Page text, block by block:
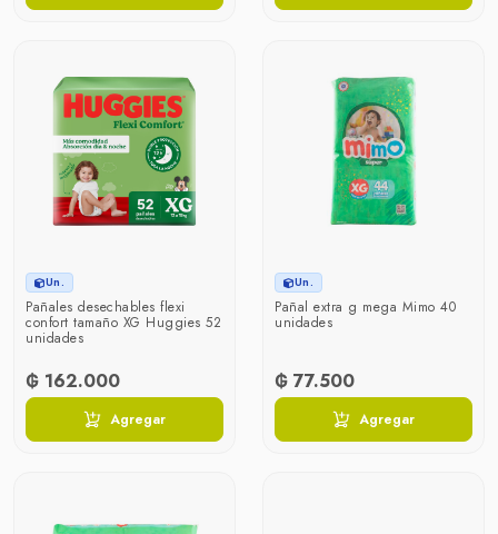
Un.
Pañales desechables flexi
confort tamaño XG Huggies 52
unidades
₲ 162.000
Agregar
Un.
Pañal extra g mega Mimo 40
unidades
₲ 77.500
Agregar